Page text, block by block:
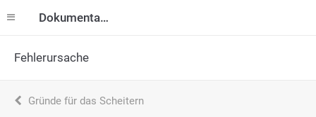
Dokumentation
Fehlerursache
Gründe für das Scheitern